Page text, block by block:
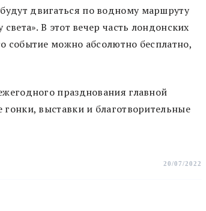
двигаться по водному маршруту
В этот вечер часть лондонских
событие можно абсолютно бесплатно,
празднования главной
выставки и благотворительные
20/07/2022